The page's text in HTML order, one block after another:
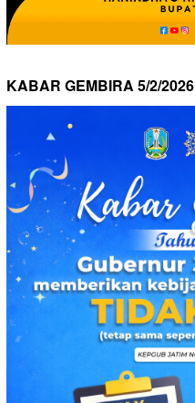
KABAR GEMBIRA 5/2/2026